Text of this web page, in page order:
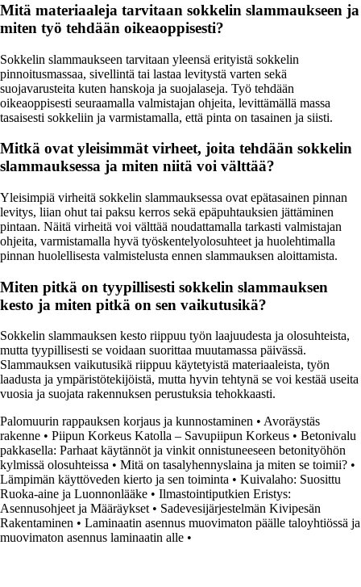
Mitä materiaaleja tarvitaan sokkelin slammaukseen ja
miten työ tehdään oikeaoppisesti?
Sokkelin slammaukseen tarvitaan yleensä erityistä sokkelin
pinnoitusmassaa, sivellintä tai lastaa levitystä varten sekä
suojavarusteita kuten hanskoja ja suojalaseja. Työ tehdään
oikeaoppisesti seuraamalla valmistajan ohjeita, levittämällä massa
tasaisesti sokkeliin ja varmistamalla, että pinta on tasainen ja siisti.
Mitkä ovat yleisimmät virheet, joita tehdään sokkelin
slammauksessa ja miten niitä voi välttää?
Yleisimpiä virheitä sokkelin slammauksessa ovat epätasainen pinnan
levitys, liian ohut tai paksu kerros sekä epäpuhtauksien jättäminen
pintaan. Näitä virheitä voi välttää noudattamalla tarkasti valmistajan
ohjeita, varmistamalla hyvä työskentelyolosuhteet ja huolehtimalla
pinnan huolellisesta valmistelusta ennen slammauksen aloittamista.
Miten pitkä on tyypillisesti sokkelin slammauksen
kesto ja miten pitkä on sen vaikutusikä?
Sokkelin slammauksen kesto riippuu työn laajuudesta ja olosuhteista,
mutta tyypillisesti se voidaan suorittaa muutamassa päivässä.
Slammauksen vaikutusikä riippuu käytetyistä materiaaleista, työn
laadusta ja ympäristötekijöistä, mutta hyvin tehtynä se voi kestää useita
vuosia ja suojata rakennuksen perustuksia tehokkaasti.
Palomuurin rappauksen korjaus ja kunnostaminen • Avoräystäs
rakenne • Piipun Korkeus Katolla – Savupiipun Korkeus • Betonivalu
pakkasella: Parhaat käytännöt ja vinkit onnistuneeseen betonityöhön
kylmissä olosuhteissa • Mitä on tasalyhennyslaina ja miten se toimii? •
Lämpimän käyttöveden kierto ja sen toiminta • Kuivalaho: Suosittu
Ruoka-aine ja Luonnonlääke • Ilmastointiputkien Eristys:
Asennusohjeet ja Määräykset • Sadevesijärjestelmän Kivipesän
Rakentaminen • Laminaatin asennus muovimaton päälle taloyhtiössä ja
muovimaton asennus laminaatin alle •